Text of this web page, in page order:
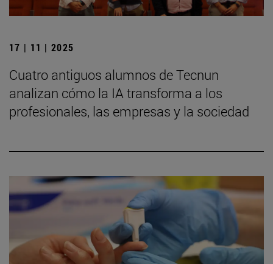
17 | 11 | 2025
Cuatro antiguos alumnos de Tecnun
analizan cómo la IA transforma a los
profesionales, las empresas y la sociedad